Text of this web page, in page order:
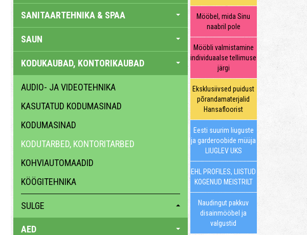
SANITAARTEHNIKA & SPAA
SAUN
KODUKAUBAD, KONTORIKAUBAD
AUDIO- JA VIDEOTEHNIKA
KASUTATUD KODUMASINAD
KODUMASINAD
KODUTARBED, KONTORITARBED
KOHVIAUTOMAADID
KÖÖGITEHNIKA
SULGE
AED
Mööbel, mida Sinu
naabril pole
Mööbli valmistamine
individuaalse tellimuse
järgi
Eksklusiivsed puidust
põrandamaterjalid
Hansafloorist
Eesti suurim liuguste
ja garderoobide müüja
LIUGLEV UKS
EHL PROFILES, LIISTUD
KOGENUD MEISTRILT
Naudingut pakkuv
disainmööbel ja
valgustid